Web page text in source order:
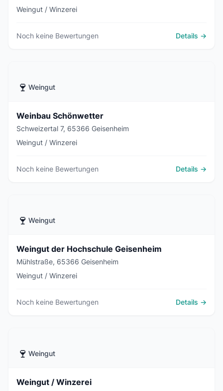
Weingut / Winzerei
Noch keine Bewertungen Details →
🍷 Weingut
Weinbau Schönwetter
Schweizertal 7, 65366 Geisenheim
Weingut / Winzerei
Noch keine Bewertungen Details →
🍷 Weingut
Weingut der Hochschule Geisenheim
Mühlstraße, 65366 Geisenheim
Weingut / Winzerei
Noch keine Bewertungen Details →
🍷 Weingut
Weingut / Winzerei